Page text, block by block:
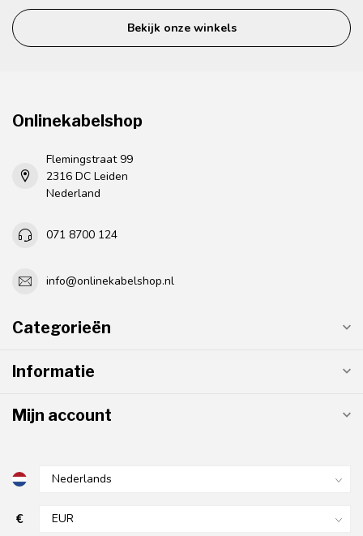
Bekijk onze winkels
Onlinekabelshop
Flemingstraat 99
2316 DC Leiden
Nederland
071 8700 124
info@onlinekabelshop.nl
Categorieën
Informatie
Mijn account
€